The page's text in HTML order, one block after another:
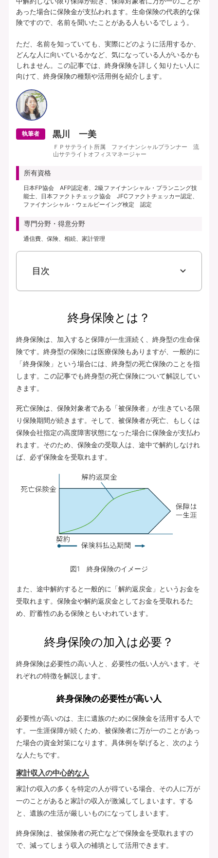
あった場合に保険金が支払われます。生命保険の代表的な保
険ですので、名前を聞いたことがある人もいるでしょう。
ただ、名前を知っていても、実際にどのように活用するか、
どんな人に向いているかなど、気になっている人がいるかも
しれません。この記事では、終身保険を詳しく知りたい人に
執筆者 黒川 一美
ＦＰサテライト所属 ファイナンシャルプランナー 流
山サテライトオフィスマネージャー
所有資格
日本FP協会 AFP認定者、2級ファイナンシャル・プランニング技
能士、日本ファクトチェック協会 JFCファクトチェッカー認定、
ファイナンシャル・ウェルビーイング検定 認定
専門分野・得意分野
通信費、保険、相続、家計管理
目次
終身保険とは？
終身保険は、加入すると保障が一生涯続く、終身型の生命保
険です。終身型の保険には医療保険もありますが、一般的に
「終身保険」という場合には、終身型の死亡保険のことを指
します。この記事でも終身型の死亡保険について解説してい
きます。
死亡保険は、保険対象者である「被保険者」が生きている限
り保険期間が続きます。そして、被保険者が死亡、もしくは
保険会社指定の高度障害状態になった場合に保険金が支払わ
れます。そのため、保険金の受取人は、途中で解約しなけれ
ば、必ず保険金を受取れます。
図1 終身保険のイメージ
また、途中解約すると一般的に「解約返戻金」というお金を
受取れます。保険金や解約返戻金としてお金を受取れるた
め、貯蓄性のある保険ともいわれています。
終身保険の加入は必要？
終身保険は必要性の高い人と、必要性の低い人がいます。そ
れぞれの特徴を解説します。
終身保険の必要性が高い人
必要性が高いのは、主に遺族のために保険金を活用する人で
す。一生涯保障が続くため、被保険者に万が一のことがあっ
た場合の資金対策になります。具体例を挙げると、次のよう
な人たちです。
家計収入の中心的な人
家計の収入の多くを特定の人が得ている場合、その人に万が
一のことがあると家計の収入が激減してしまいます。する
と、遺族の生活が厳しいものになってしまいます。
終身保険は、被保険者の死亡などで保険金を受取れますの
で、減ってしまう収入の補填として活用できます。